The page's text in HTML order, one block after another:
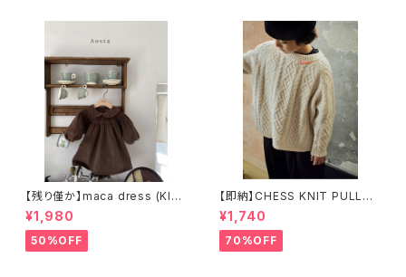
【残り僅か】maca dress (KID
S) コーデュロイワンピース
¥1,980
50%OFF
【即納】CHESS KNIT PULLOV
ER ニットケーブルプルオーバー
¥1,740
70%OFF